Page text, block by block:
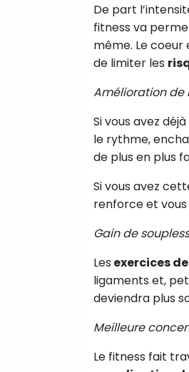
De part
fitness va
même. Le
de limiter les
Amélioration de
Si vous avez
le rythme,
de plus en plus
Si vous avez
renforce et
Gain de
Les exercices
ligaments et,
deviendra plus
Meilleure
Le fitness fait